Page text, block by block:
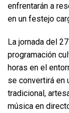
enfrentarán a
en un festejo
La jornada del
programación
horas en el
se convertirá en
tradicional,
música en